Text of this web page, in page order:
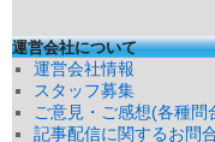
運営会社について
運営会社情報
スタッフ募集
ご意見・ご感想(各種問
記事配信に関するお問